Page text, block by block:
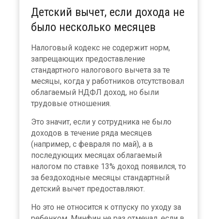
Детский вычет, если дохода не
было несколько месяцев
Налоговый кодекс не содержит норм,
запрещающих предоставление
стандартного налогового вычета за те
месяцы, когда у работников отсутствовал
облагаемый НДФЛ доход, но были
трудовые отношения.
Это значит, если у сотрудника не было
доходов в течение ряда месяцев
(например, с февраля по май), а в
последующих месяцах облагаемый
налогом по ставке 13% доход появился, то
за бездоходные месяцы стандартный
детский вычет предоставляют.
Но это не относится к отпуску по уходу за